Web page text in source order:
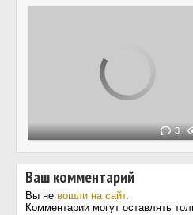
3
Ваш комментарий
Вы не вошли на сайт.
Комментарии могут оставлять